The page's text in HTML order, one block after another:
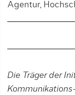
Agentur,
Die Träger der